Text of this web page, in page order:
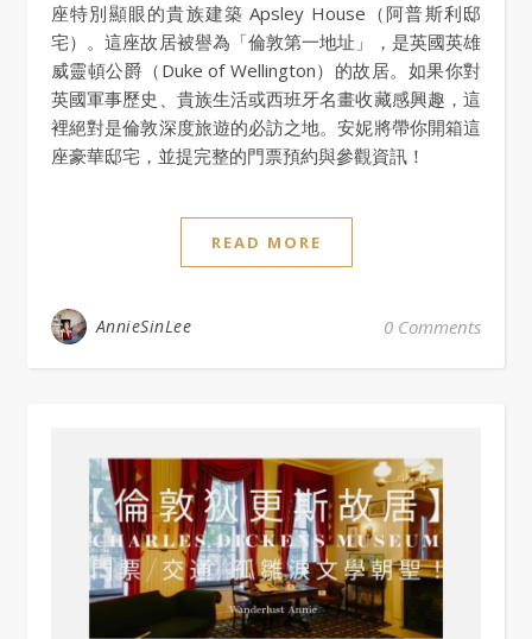
座特別顯眼的貴族建築 Apsley House（阿普斯利邸
宅）。這座故居被譽為「倫敦第一地址」，是英國英雄
威靈頓公爵（Duke of Wellington）的故居。如果你對
英國軍事歷史、貴族生活或西班牙名畫收藏感興趣，這
裡絕對是倫敦深度旅遊的必訪之地。安妮將帶你開箱這
座豪華邸宅，並提完整的門票預約與參觀資訊！
READ MORE
AnnieSinLee 0 Comments